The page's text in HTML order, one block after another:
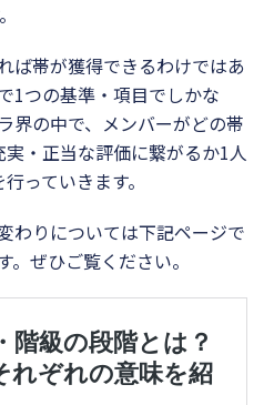
ば帯が獲得できるわけではあ
1つの基準・項目でしかな
界の中で、メンバーがどの帯
・正当な評価に繋がるか1人
っていきます。
わりについては下記ページで
ぜひご覧ください。